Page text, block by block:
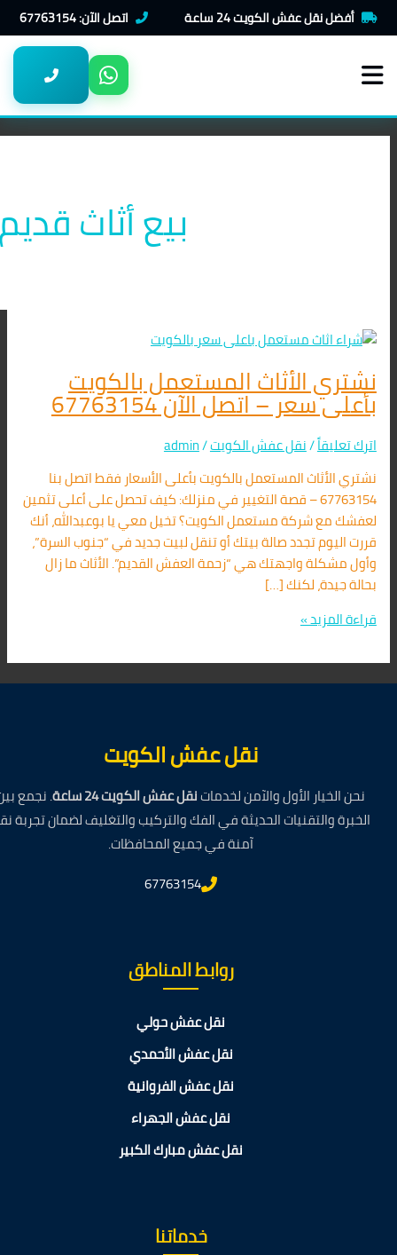
أفضل نقل عفش الكويت 24 ساعة اتصل الآن: 67763154
تخطي
إلى
بيع أثاث
نشتري الأثاث المستعمل بالكويت
بأعلى سعر – اتصل الآن 67763154
اترك تعليقاً/نقل عفش الكويت/
admin
نشتري الأثاث المستعمل بالكويت بأعلى الأسعار فقط اتصل بنا
67763154 – قصة التغيير في منزلك: كيف تحصل على أعلى تثمين
لعفشك مع شركة مستعمل الكويت؟ تخيل معي يا بوعبدالله، أنك
قررت اليوم تجدد صالة بيتك أو تنقل لبيت جديد في “جنوب السرة”،
وأول مشكلة واجهتك هي “زحمة العفش القديم”. الأثاث ما زال
بحالة جيدة، لكنك […]
نشتري
الأثاث
بالكويت
سعر
–
قراءة المزيد »
نقل عفش الكويت
نحن الخيار الأول والآمن لخدماتنقل عفش الكويت 24 ساعة
. نجمع
الخبرة والتقنيات الحديثة في الفك والتركيب والتغليف لضمان تجربة
آمنة في جميع المحافظات.
67763154
روابط المناطق
نقل عفش حولي
نقل عفش الأحمدي
نقل عفش الفروانية
نقل عفش الجهراء
نقل عفش مبارك الكبير
خدماتنا